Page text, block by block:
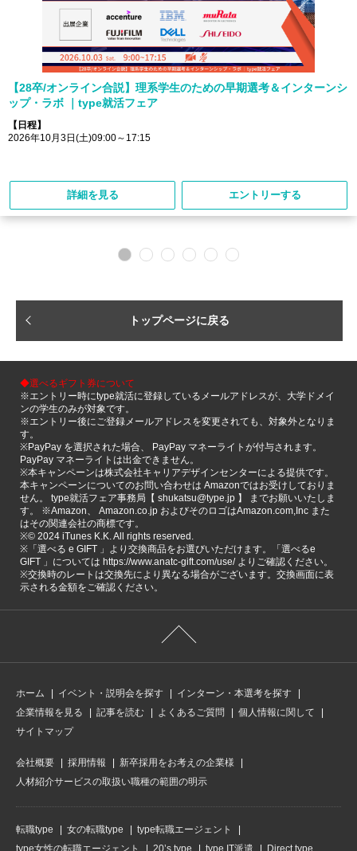
【28卒/オンライン合説】理系学生のための早期選考＆インターンシ
ップ・ラボ ｜type就活フェア
【日程】
2026年10月3日(土)09:00～17:15
詳細を見る エントリーする
トップページに戻る
◆選べるギフト券について
※エントリー時にtype就活に登録しているメールアドレスが、大学ドメイ
ンの学生のみが対象です。
※エントリー後にご登録メールアドレスを変更されても、対象外となりま
す。
※PayPay を選択された場合、 PayPay マネーライトが付与されます。
PayPay マネーライトは出金できません。
※本キャンペーンは株式会社キャリアデザインセンターによる提供です。
本キャンペーンについてのお問い合わせは Amazonではお受けしておりま
せん。 type就活フェア事務局【 shukatsu@type.jp 】 までお願いいたしま
す。 ※Amazon、 Amazon.co.jp およびそのロゴはAmazon.com,Inc また
はその関連会社の商標です。
※©️ 2024 iTunes K.K. All rights reserved.
※「選べる e GIFT 」より交換商品をお選びいただけます。「選べるe
GIFT 」については https://www.anatc-gift.com/use/ よりご確認ください。
※交換時のレートは交換先により異なる場合がございます。交換画面に表
示される金額をご確認ください。
ホーム イベント・説明会を探す
インターン・本選考を探す
企業情報を見る
記事を読む よくあるご質問
個人情報に関して
サイトマップ
会社概要 採用情報
新卒採用をお考えの企業様
人材紹介サービスの取扱い職種の範囲の明示
転職type 女の転職type
type転職エージェント
type女性の転職エージェント
20’s type type IT派遣 Direct type